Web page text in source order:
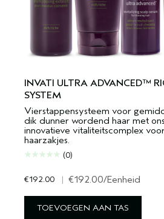
INVATI ULTRA ADVANCED™
SYSTEM
Vierstappensysteem voor
dik dunner wordend haar met ons
innovatieve vitaliteitscomplex
haarzakjes.
(0)
€192.00 | €192.00/Eenheid
TOEVOEGEN AAN TAS